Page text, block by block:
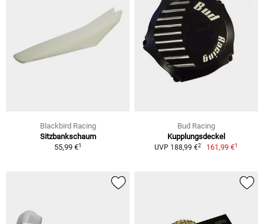
Blackbird Racing
Sitzbankschaum
55,99 €1
Bud Racing
Kupplungsdeckel
UVP 188,99 €2 161,99 €1